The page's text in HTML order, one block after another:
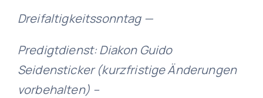
Wir
Sakramente
Dreifaltigkeitssonntag —
Predigtdienst: Diakon Guido
Seidensticker (kurzfristige Änderungen
vorbehalten) –